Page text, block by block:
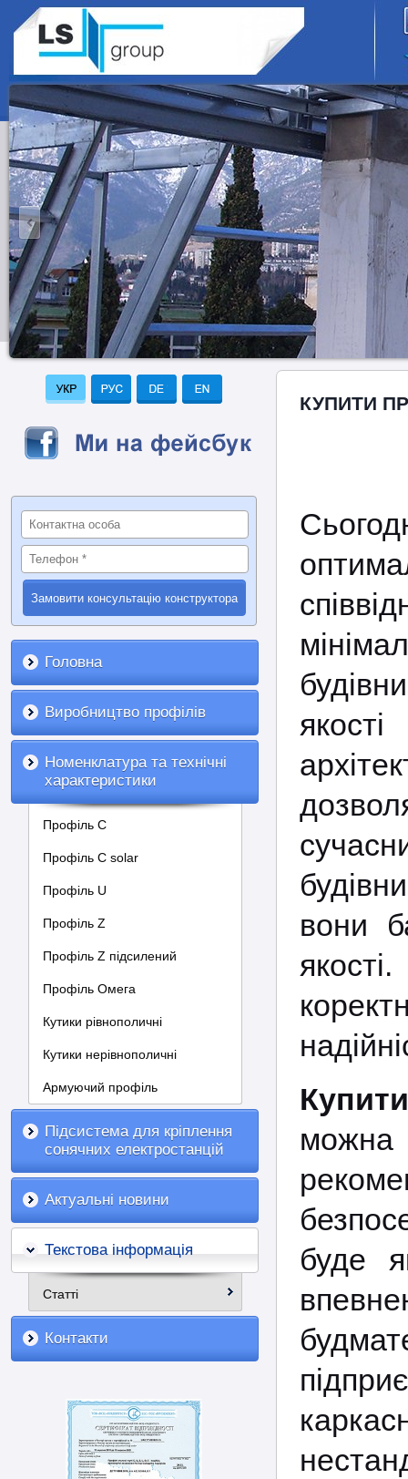
Головна
Виробництво профілів
Номенклатура та технічні
характеристики
Профіль С
Профіль C solar
Профіль U
Профіль Z
Профіль Z підсилений
Профіль Омега
Кутики рівнополичні
Кутики нерівнополичні
Армуючий профіль
Підсистема для кріплення
сонячних електростанцій
Актуальні новини
Текстова інформація
Статті
Контакти
КУПИТИ
вони
можна
буде